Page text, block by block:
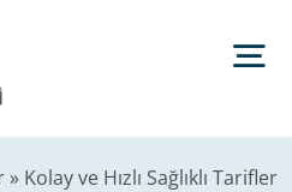
» Kolay ve Hızlı Sağlıklı Tarifler